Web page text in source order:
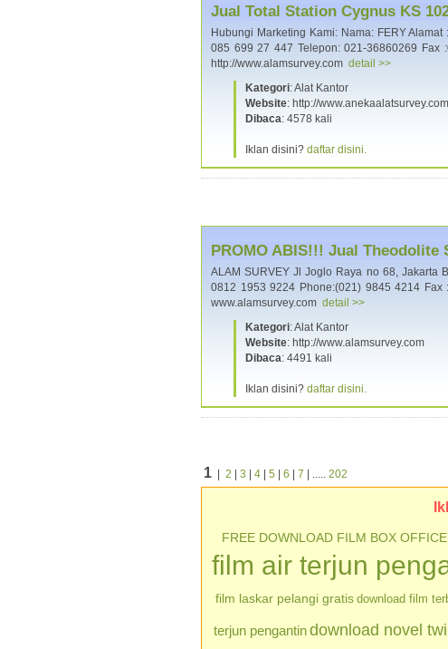
Jual Total Station Cygnus KS
Hubungi Marketing Kami: Nama: FERY
085 699 27 447 Telepon: 021-36860269 Fax
http://www.alamsurvey.com detail >>
Kategori: Alat Kantor
Website: http://www.anekaalatsurvey.com
Dibaca: 4578 kali
Iklan disini? daftar disini.
PROMO ABIS!!! Jual Theodolite
ALAM SURVEY Jl Joglo Raya no 68, Jakarta
0812 1953 9224 Phone:(021) 9845 4214 Fax
www.alamsurvey.com detail >>
Kategori: Alat Kantor
Website: http://www.alamsurvey.com
Dibaca: 4491 kali
Iklan disini? daftar disini.
1 2 3 4 5 6 7 | ..... 202
FREE DOWNLOAD FILM BOX OFFICE
film air terjun
film laskar pelangi gratis download film
terjun pengantin download novel